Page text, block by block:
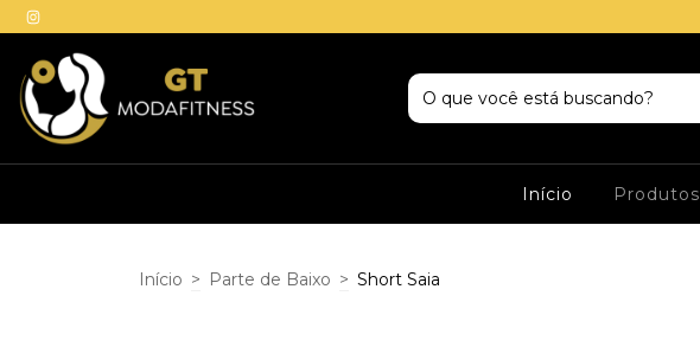
Início Produtos
Início > Parte de Baixo > Short Saia